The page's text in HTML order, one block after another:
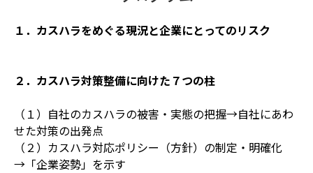
１．カスハラをめぐる現況と企業にとってのリスク
２．カスハラ対策整備に向けた７つの柱
（１）自社のカスハラの被害・実態の把握→自社にあわ
せた対策の出発点
（２）カスハラ対応ポリシー（方針）の制定・明確化
→「企業姿勢」を示す